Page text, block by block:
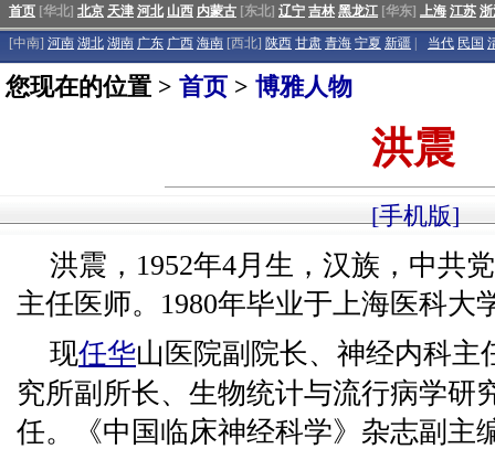
首页 [华北] 北京 天津 河北 山西 内蒙古 [东北] 辽宁 吉林 黑龙江 [华东] 上海 江苏
[中南] 河南 湖北 湖南 广东 广西 海南 [西北] 陕西 甘肃 青海 宁夏 新疆 当代 民国
您现在的位置 > 首页 > 博雅人物
洪震
[手机版]
洪震，1952年4月生，汉族，中共
主任医师。1980年毕业于上海医科大
现任华山医院副院长、神经内科主
究所副所长、生物统计与流行病学研
任。《中国临床神经科学》杂志副主